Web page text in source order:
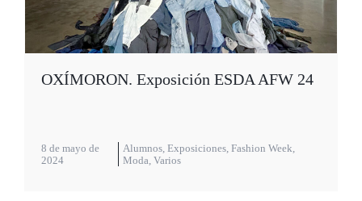
OXÍMORON. Exposición ESDA AFW 24
8 de mayo de
2024
Alumnos, Exposiciones, Fashion Week,
Moda, Varios